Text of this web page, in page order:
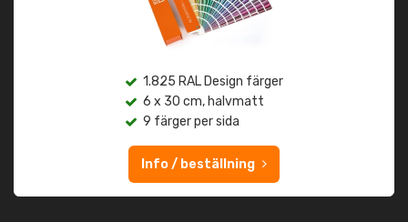
1.825 RAL Design färger
6 x 30 cm, halvmatt
9 färger per sida
Info / beställning